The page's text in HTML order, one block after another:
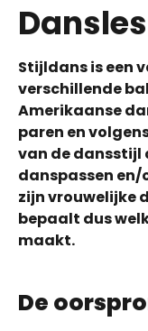
Dansles
Stijldans is een
verschillende
Amerikaanse
paren en
van de dansstijl
danspassen en/
zijn vrouwelijke
bepaalt dus
maakt.
De